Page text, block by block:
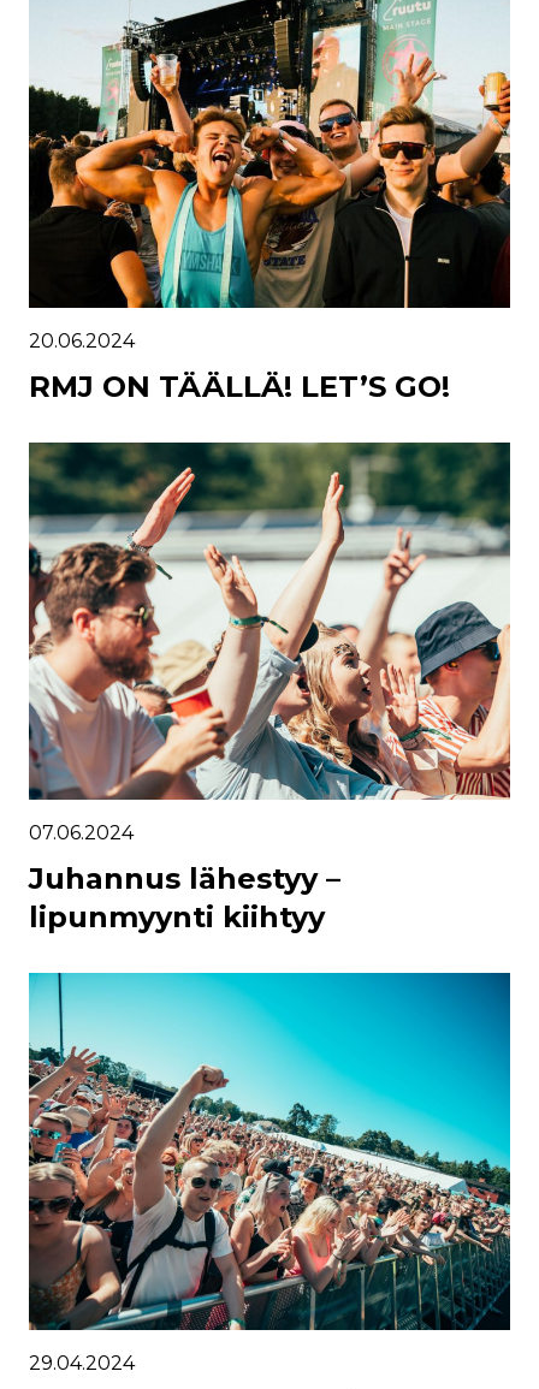
20.06.2024
RMJ ON TÄÄLLÄ! LET’S GO!
07.06.2024
Juhannus lähestyy –
lipunmyynti kiihtyy
29.04.2024